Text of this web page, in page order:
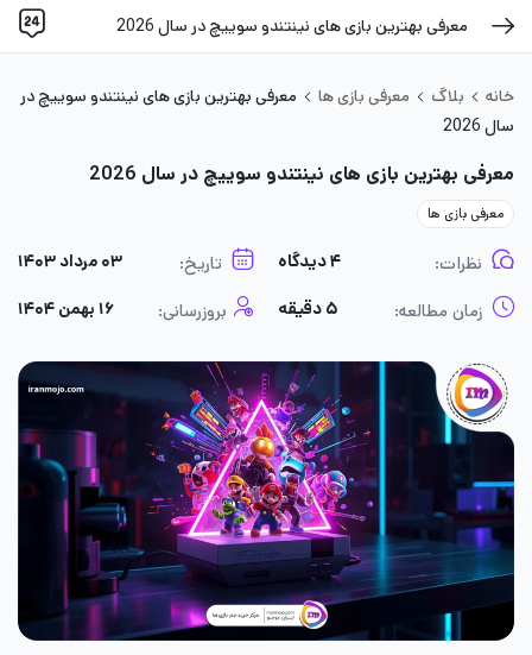
معرفی بهترین بازی های نینتندو سوییچ در سال 2026
خانه بلاگ معرفی بازی ها
معرفی بهترین بازی های نینتندو سوییچ در
سال 2026
معرفی بهترین بازی های نینتندو سوییچ در سال 2026
معرفی بازی ها
نظرات: ۴ دیدگاه تاریخ: ۰۳ مرداد ۱۴۰۳
زمان مطالعه: ۵ دقیقه بروزرسانی: ۱۶ بهمن ۱۴۰۴